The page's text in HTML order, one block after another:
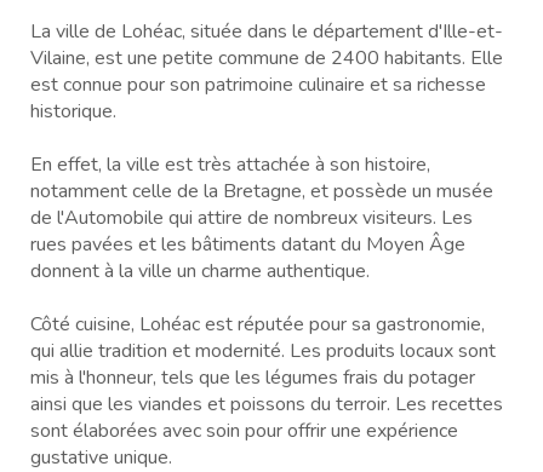
La ville de Lohéac, située dans le département d'Ille-et-
Vilaine, est une petite commune de 2400 habitants. Elle
est connue pour son patrimoine culinaire et sa richesse
historique.
En effet, la ville est très attachée à son histoire,
notamment celle de la Bretagne, et possède un musée
de l'Automobile qui attire de nombreux visiteurs. Les
rues pavées et les bâtiments datant du Moyen Âge
donnent à la ville un charme authentique.
Côté cuisine, Lohéac est réputée pour sa gastronomie,
qui allie tradition et modernité. Les produits locaux sont
mis à l'honneur, tels que les légumes frais du potager
ainsi que les viandes et poissons du terroir. Les recettes
sont élaborées avec soin pour offrir une expérience
gustative unique.